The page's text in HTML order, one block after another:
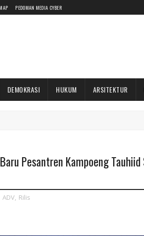
PEDOMAN MEDIA CYBER
DEMOKRASI HUKUM ARSITEKTUR
Pesantren Kampoeng
ADV, Rilis